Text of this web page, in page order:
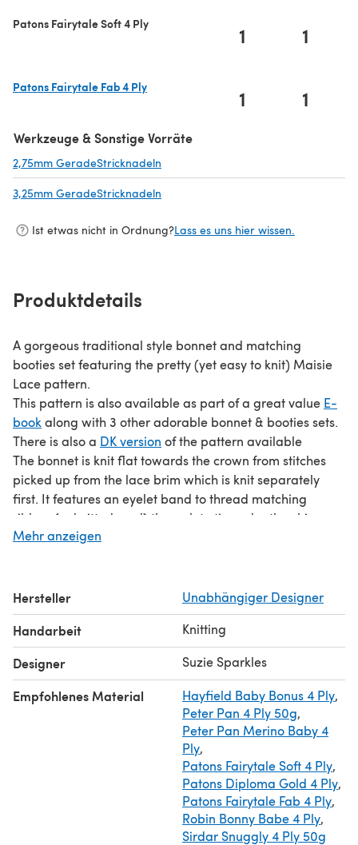
Patons Fairytale Soft 4 Ply 1 1
Patons Fairytale Fab 4 Ply
1 1
Werkzeuge & Sonstige Vorräte
2,75mm GeradeStricknadeln
3,25mm GeradeStricknadeln
Ist etwas nicht in Ordnung?Lass es uns hier wissen.
Produktdetails
A gorgeous traditional style bonnet and matching
booties set featuring the pretty (yet easy to knit) Maisie
Lace pattern.
This pattern is also available as part of a great value E-
book along with 3 other adorable bonnet & booties sets.
There is also a DK version of the pattern available
The bonnet is knit flat towards the crown from stitches
picked up from the lace brim which is knit separately
first. It features an eyelet band to thread matching
ribbon (or knitted cord) through to tie under the chin.
The booties are knit flat (from stitches picked up from the
Both items are an easy and quick knit and make the
perfect baby-shower gift.
The lace pattern is charted and fully written out row-by-
row.
Take a look at the matching
Maisie Cardiand
Dress
Bonnet Sizes
: 0-3 months (3-6 months, 6-12 months, 1-3
Sole length approx 3 (3.5, 4, 4.5)”
Mehr anzeigen
Hersteller Unabhängiger Designer
Handarbeit Knitting
Designer Suzie Sparkles
Empfohlenes Material Hayfield Baby Bonus 4 Ply,
Peter Pan 4 Ply 50g,
Peter Pan Merino Baby 4
Ply,
Patons Fairytale Soft 4 Ply,
Patons Diploma Gold 4 Ply,
Patons Fairytale Fab 4 Ply,
Robin Bonny Babe 4 Ply,
Sirdar Snuggly 4 Ply 50g